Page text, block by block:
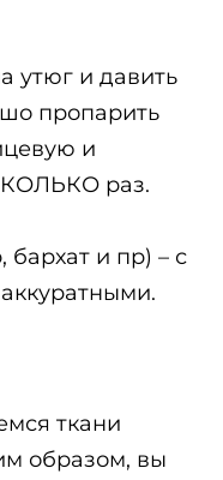
утюг и давить
пропарить
и
раз.
и пр) – с
ткани
образом, вы